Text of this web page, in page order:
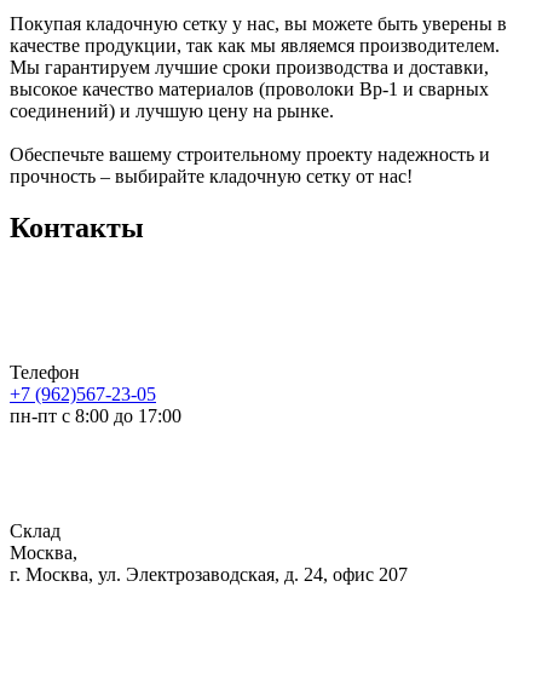
Покупая кладочную сетку у нас, вы можете быть уверены в
качестве продукции, так как мы являемся производителем.
Мы гарантируем лучшие сроки производства и доставки,
высокое качество материалов (проволоки Вр-1 и сварных
соединений) и лучшую цену на рынке.
Обеспечьте вашему строительному проекту надежность и
прочность – выбирайте кладочную сетку от нас!
Контакты
Телефон
+7 (962)567-23-05
пн-пт с 8:00 до 17:00
Склад
Москва,
г. Москва, ул. Электрозаводская, д. 24, офис 207